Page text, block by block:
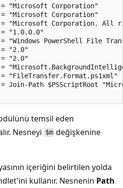
"Microsoft Corporation"
"Microsoft Corporation"
"Microsoft Corporation. All
"1.0.0.0"
"Windows PowerShell File
"2.0"
"2.0"
"FileTransfer.Format.ps1xml"
Join-Path $PSScriptRoot
temsil eden
Nesneyi $m değişkenine
içeriğini belirtilen yolda
kullanır. Nesnenin Path